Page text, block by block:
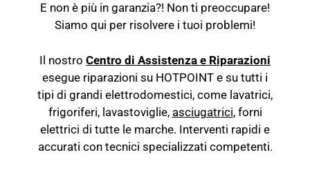
E non è più in garanzia?! Non ti preoccupare!
Siamo qui per risolvere i tuoi problemi!
Il nostro Centro di Assistenza e Riparazioni
esegue riparazioni su HOTPOINT e su tutti i
tipi di grandi elettrodomestici, come lavatrici,
frigoriferi, lavastoviglie, asciugatrici, forni
elettrici di tutte le marche. Interventi rapidi e
accurati con tecnici specializzati competenti.